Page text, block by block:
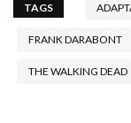
TAGS
FRANK DARABONT
THE WALKING DEAD